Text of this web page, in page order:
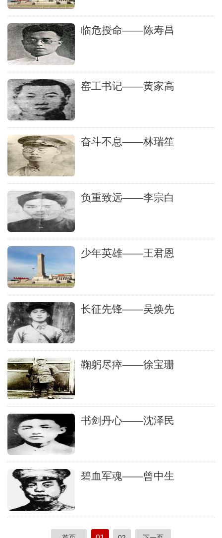
临危授命——陈寿昌
窑工书记——黄家高
奋斗不息——林瑞笙
负重致远——李宗白
少年英雄——王君恩
长征先锋——吴焕先
鞠躬尽瘁——徐宝珊
书剑丹心——沈泽民
碧血军魂——曾中生